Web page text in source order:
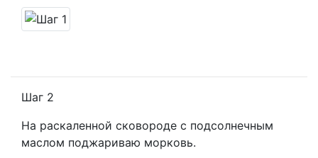
Шаг 2
На раскаленной сковороде с подсолнечным
маслом поджариваю морковь.